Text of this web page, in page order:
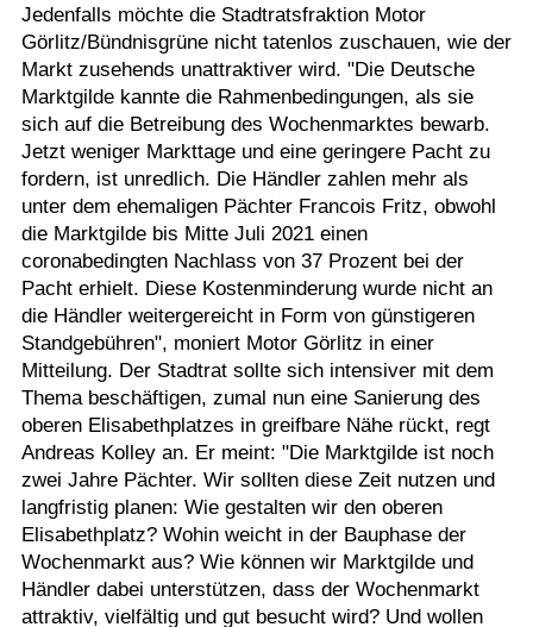
Jedenfalls möchte die Stadtratsfraktion Motor
Görlitz/Bündnisgrüne nicht tatenlos zuschauen, wie der
Markt zusehends unattraktiver wird. "Die Deutsche
Marktgilde kannte die Rahmenbedingungen, als sie
sich auf die Betreibung des Wochenmarktes bewarb.
Jetzt weniger Markttage und eine geringere Pacht zu
fordern, ist unredlich. Die Händler zahlen mehr als
unter dem ehemaligen Pächter Francois Fritz, obwohl
die Marktgilde bis Mitte Juli 2021 einen
coronabedingten Nachlass von 37 Prozent bei der
Pacht erhielt. Diese Kostenminderung wurde nicht an
die Händler weitergereicht in Form von günstigeren
Standgebühren", moniert Motor Görlitz in einer
Mitteilung. Der Stadtrat sollte sich intensiver mit dem
Thema beschäftigen, zumal nun eine Sanierung des
oberen Elisabethplatzes in greifbare Nähe rückt, regt
Andreas Kolley an. Er meint: "Die Marktgilde ist noch
zwei Jahre Pächter. Wir sollten diese Zeit nutzen und
langfristig planen: Wie gestalten wir den oberen
Elisabethplatz? Wohin weicht in der Bauphase der
Wochenmarkt aus? Wie können wir Marktgilde und
Händler dabei unterstützen, dass der Wochenmarkt
attraktiv, vielfältig und gut besucht wird? Und wollen